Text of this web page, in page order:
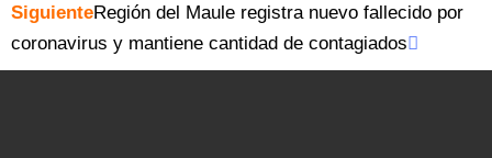
SiguienteRegión del Maule registra nuevo fallecido por
coronavirus y mantiene cantidad de contagiados